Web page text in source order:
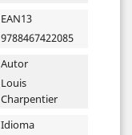
EAN13
9788467422085
Autor
Louis
Charpentier
Idioma